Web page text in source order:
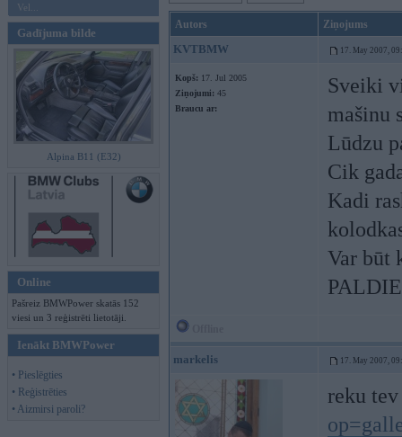
Vel...
Gadījuma bilde
Alpina B11 (E32)
Online
Pašreiz BMWPower skatās 152
viesi un 3 reģistrēti lietotāji.
Ienākt BMWPower
• Pieslēgties
• Reģistrēties
• Aizmirsi paroli?
Autors Ziņojums
KVTBMW 17. May 2007,
Kopš: 17. Jul 2005
Ziņojumi: 45
Braucu ar:
Sveiki
mašinu
Lūdzu
Cik
Kadi
Var būt
markelis 17. May 2007,
reku